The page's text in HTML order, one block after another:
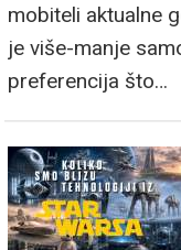
mobiteli aktualne
je više-manje
preferencija što…